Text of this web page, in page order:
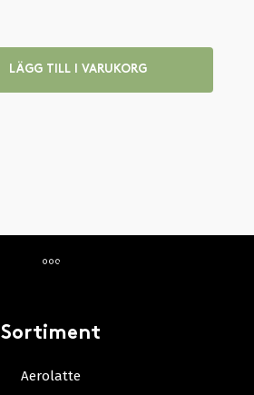
LÄGG TILL I VARUKORG
Sortiment
Aerolatte